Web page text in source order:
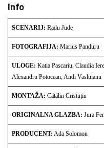
Info
SCENARIJ: Radu Jude
FOTOGRAFIJA: Marius Panduru
ULOGE: Katia Pascariu, Claudia
Alexandru Potocean, Andi Vasluianu
MONTAŽA: Cătălin Cristuțiu
ORIGINALNA GLAZBA: Jura
PRODUCENT: Ada Solomon